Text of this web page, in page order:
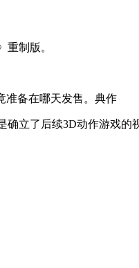
重制版。
准备在哪天发售。典作
立了后续3D动作游戏的